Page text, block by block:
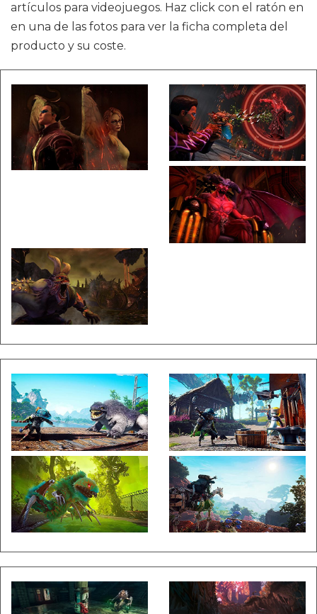
artículos para videojuegos. Haz click con el ratón en
en una de las fotos para ver la ficha completa del
producto y su coste.